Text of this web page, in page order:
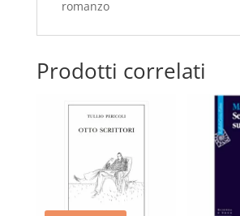
romanzo
Prodotti correlati